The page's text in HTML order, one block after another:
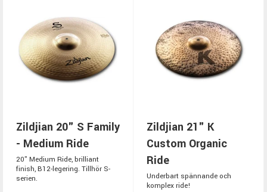
Zildjian 20" S Family
- Medium Ride
20" Medium Ride, brilliant
finish, B12-legering. Tillhör S-
serien.
Zildjian 21" K
Custom Organic
Ride
Underbart spännande och
komplex ride!